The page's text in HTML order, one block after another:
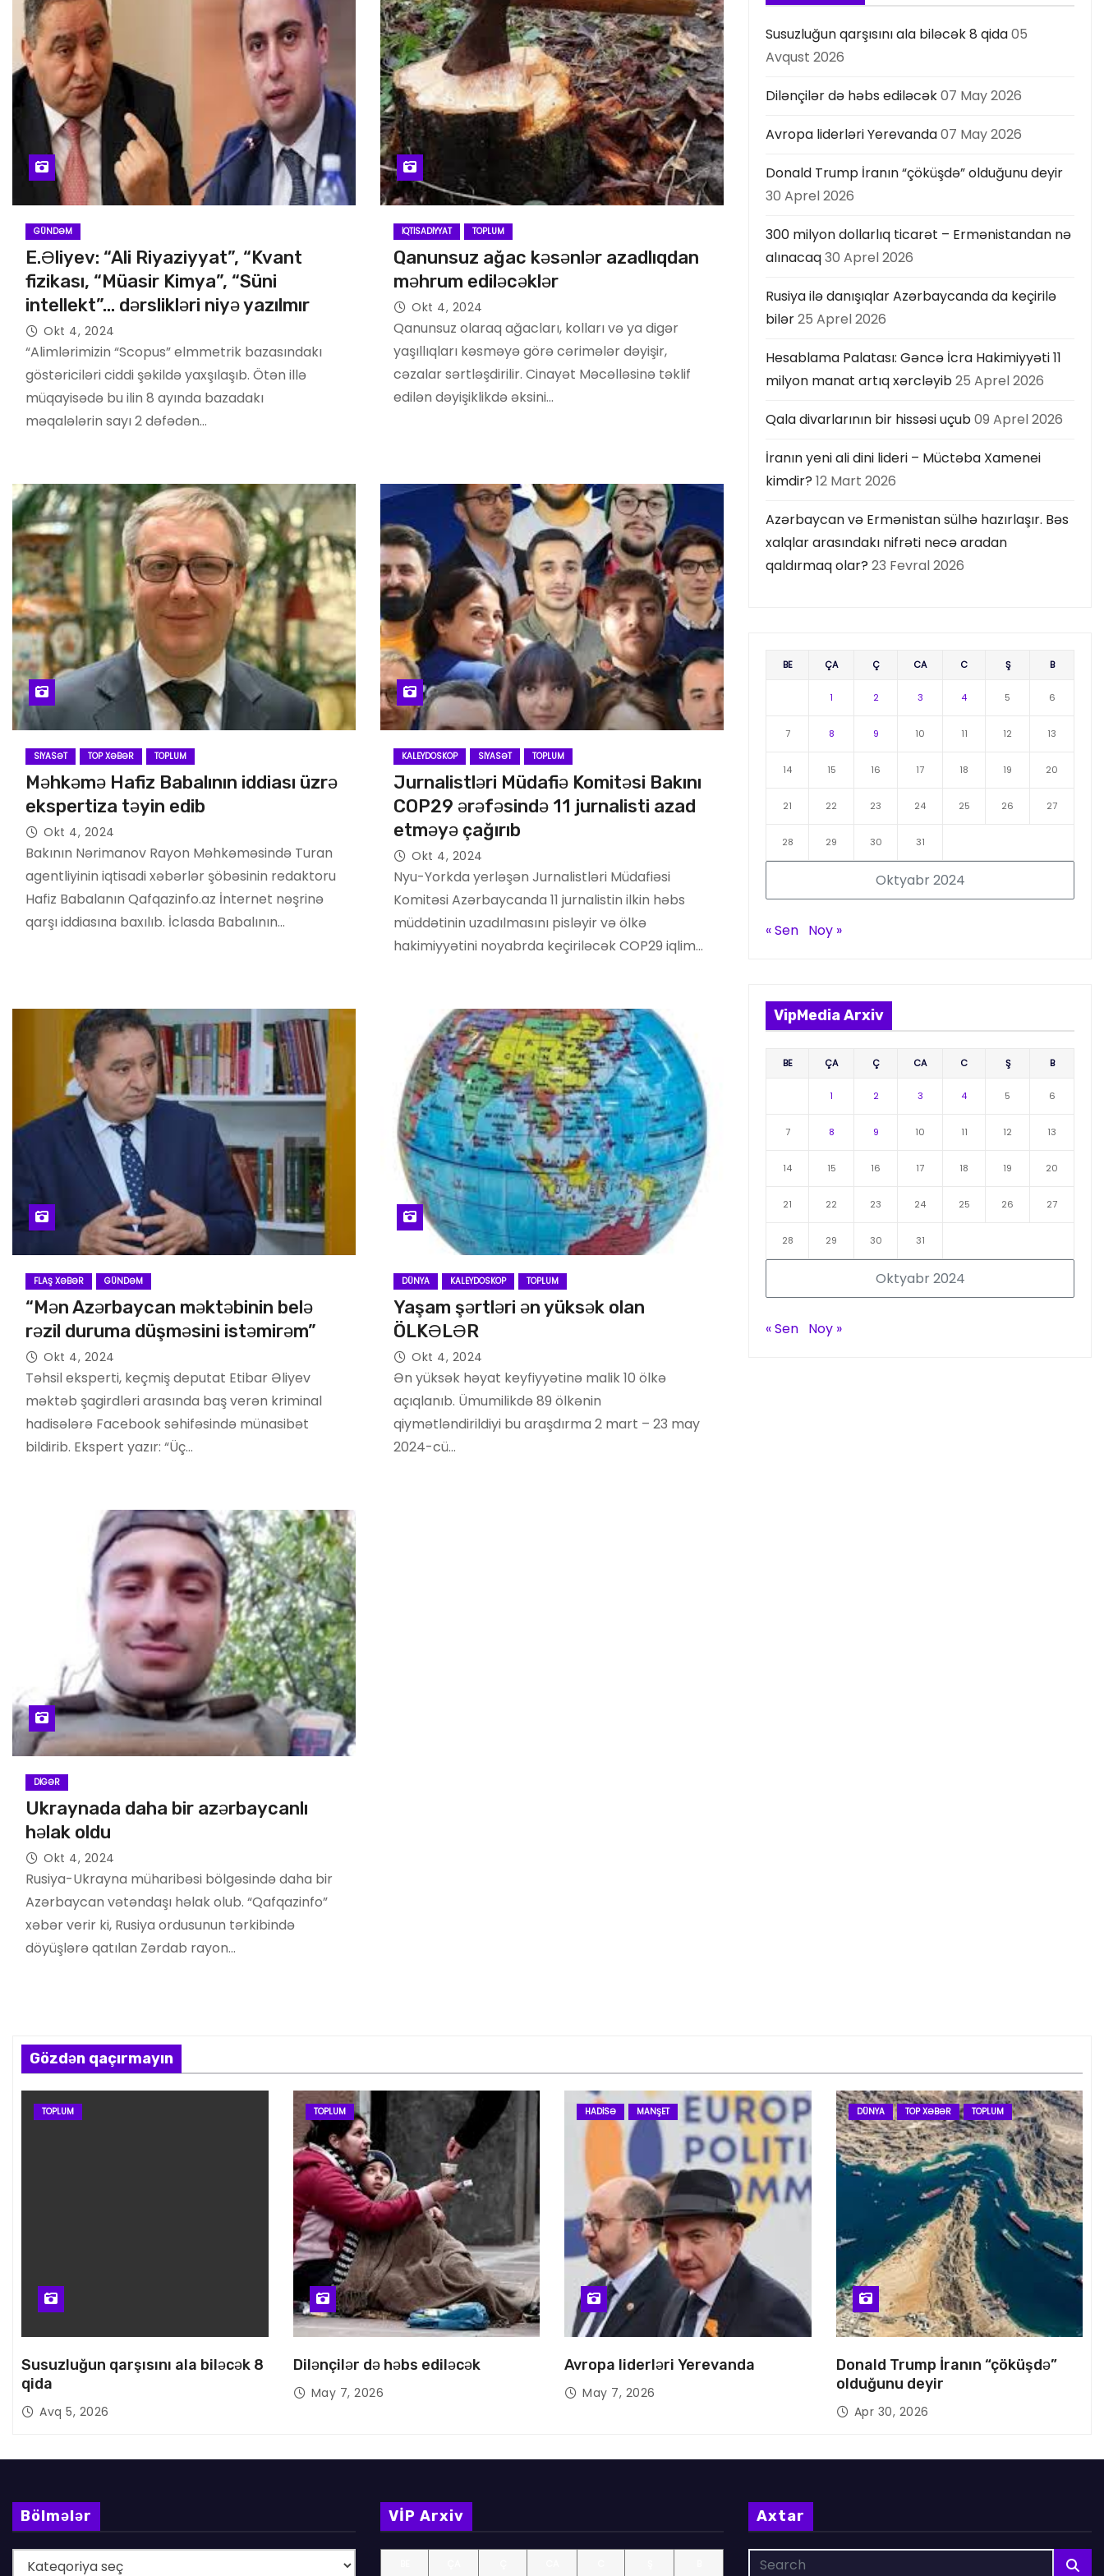
GÜNDƏM
E.Əliyev: “Ali Riyaziyyat”, “Kvant
fizikası, “Müasir Kimya”, “Süni
intellekt”… dərslikləri niyə yazılmır
Okt 4, 2024
“Alimlərimizin “Scopus” elmmetrik bazasındakı
göstəriciləri ciddi şəkildə yaxşılaşıb. Ötən illə
müqayisədə bu ilin 8 ayında bazadakı
məqalələrin sayı 2 dəfədən…
İQTISADIYYAT TOPLUM
Qanunsuz ağac kəsənlər azadlıqdan
məhrum ediləcəklər
Okt 4, 2024
Qanunsuz olaraq ağacları, kolları və ya digər
yaşıllıqları kəsməyə görə cərimələr dəyişir,
cəzalar sərtləşdirilir. Cinayət Məcəlləsinə təklif
edilən dəyişiklikdə əksini…
SIYASƏT TOP XƏBƏR TOPLUM
Məhkəmə Hafiz Babalının iddiası üzrə
ekspertiza təyin edib
Okt 4, 2024
Bakının Nərimanov Rayon Məhkəməsində Turan
agentliyinin iqtisadi xəbərlər şöbəsinin redaktoru
Hafiz Babalanın Qafqazinfo.az İnternet nəşrinə
qarşı iddiasına baxılıb. İclasda Babalının…
KALEYDOSKOP SIYASƏT TOPLUM
Jurnalistləri Müdafiə Komitəsi Bakını
COP29 ərəfəsində 11 jurnalisti azad
etməyə çağırıb
Okt 4, 2024
Nyu-Yorkda yerləşən Jurnalistləri Müdafiəsi
Komitəsi Azərbaycanda 11 jurnalistin ilkin həbs
müddətinin uzadılmasını pisləyir və ölkə
hakimiyyətini noyabrda keçiriləcək COP29 iqlim…
FLAŞ XƏBƏR GÜNDƏM
“Mən Azərbaycan məktəbinin belə
rəzil duruma düşməsini istəmirəm”
Okt 4, 2024
Təhsil eksperti, keçmiş deputat Etibar Əliyev
məktəb şagirdləri arasında baş verən kriminal
hadisələrə Facebook səhifəsində münasibət
bildirib. Ekspert yazır: “Üç…
DÜNYA KALEYDOSKOP TOPLUM
Yaşam şərtləri ən yüksək olan
ÖLKƏLƏR
Okt 4, 2024
Ən yüksək həyat keyfiyyətinə malik 10 ölkə
açıqlanıb. Ümumilikdə 89 ölkənin
qiymətləndirildiyi bu araşdırma 2 mart – 23 may
2024-cü…
DIGƏR
Ukraynada daha bir azərbaycanlı
həlak oldu
Okt 4, 2024
Rusiya-Ukrayna müharibəsi bölgəsində daha bir
Azərbaycan vətəndaşı həlak olub. “Qafqazinfo”
xəbər verir ki, Rusiya ordusunun tərkibində
döyüşlərə qatılan Zərdab rayon…
Susuzluğun qarşısını ala biləcək 8 qida05
Avqust 2026
Dilənçilər də həbs ediləcək07 May 2026
Avropa liderləri Yerevanda07 May 2026
Donald Trump İranın “çöküşdə” olduğunu deyir
30 Aprel 2026
300 milyon dollarlıq ticarət – Ermənistandan nə
alınacaq30 Aprel 2026
Rusiya ilə danışıqlar Azərbaycanda da keçirilə
bilər25 Aprel 2026
Hesablama Palatası: Gəncə İcra Hakimiyyəti 11
milyon manat artıq xərcləyib25 Aprel 2026
Qala divarlarının bir hissəsi uçub09 Aprel 2026
İranın yeni ali dini lideri – Müctəba Xamenei
kimdir? 12 Mart 2026
Azərbaycan və Ermənistan sülhə hazırlaşır. Bəs
xalqlar arasındakı nifrəti necə aradan
qaldırmaq olar? 23 Fevral 2026
Oktyabr 2024
BE ÇA Ç CA C Ş B
1 2 3 4 5 6
7 8 9 10 11 12 13
14 15 16 17 18 19 20
21 22 23 24 25 26 27
28 29 30 31
« Sen Noy »
VipMedia Arxiv
Oktyabr 2024
BE ÇA Ç CA C Ş B
1 2 3 4 5 6
7 8 9 10 11 12 13
14 15 16 17 18 19 20
21 22 23 24 25 26 27
28 29 30 31
« Sen Noy »
Gözdən qaçırmayın
TOPLUM
Susuzluğun qarşısını ala biləcək 8
qida
Avq 5, 2026
TOPLUM
Dilənçilər də həbs ediləcək
May 7, 2026
HADISƏ MANŞET
Avropa liderləri Yerevanda
May 7, 2026
DÜNYA TOP XƏBƏR TOPLUM
Donald Trump İranın “çöküşdə”
olduğunu deyir
Apr 30, 2026
Bölmələr VİP Arxiv Axtar